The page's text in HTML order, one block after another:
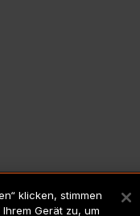
klicken, stimmen
Gerät zu, um